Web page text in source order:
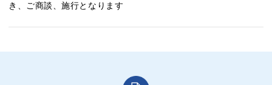
き、ご商談、施行となります